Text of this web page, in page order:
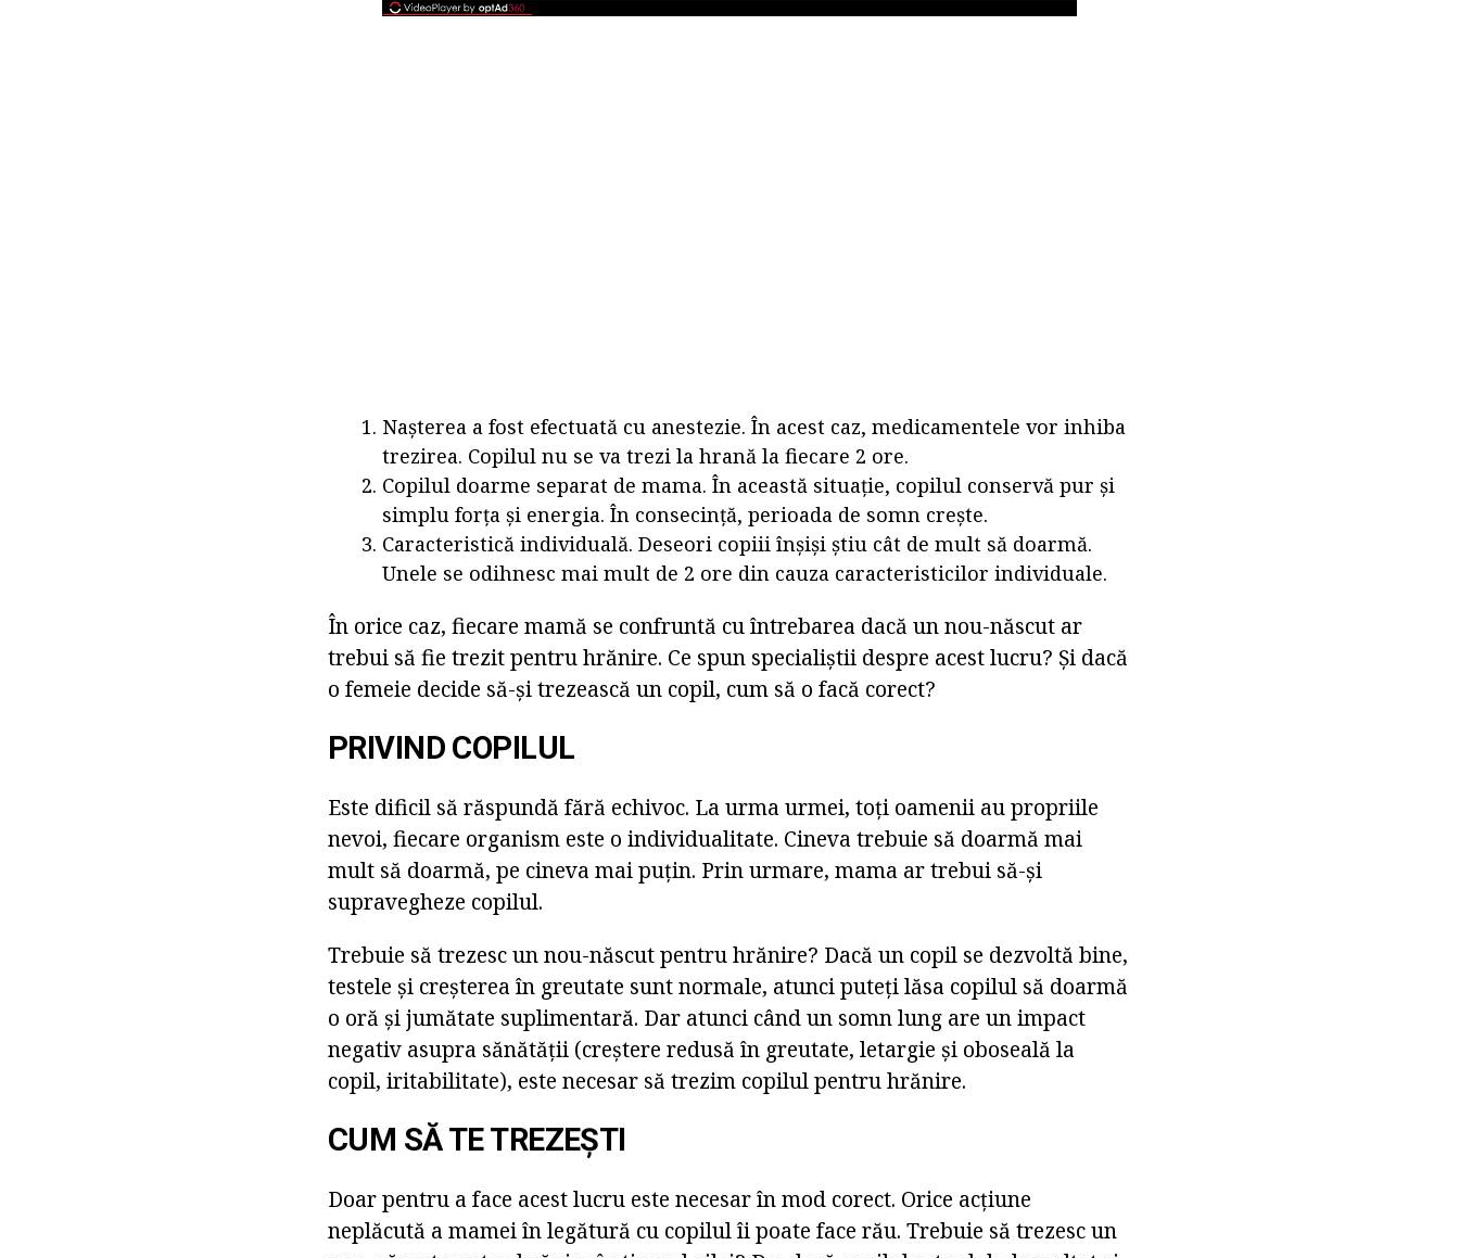
Nașterea a fost efectuată cu anestezie. În acest caz, medicamentele vor inhiba
trezirea. Copilul nu se va trezi la hrană la fiecare 2 ore.
Copilul doarme separat de mama. În această situație, copilul conservă pur și
simplu forța și energia. În consecință, perioada de somn crește.
Caracteristică individuală. Deseori copiii înșiși știu cât de mult să doarmă.
Unele se odihnesc mai mult de 2 ore din cauza caracteristicilor individuale.
În orice caz, fiecare mamă se confruntă cu întrebarea dacă un nou-născut ar
trebui să fie trezit pentru hrănire. Ce spun specialiștii despre acest lucru? Și dacă
o femeie decide să-și trezească un copil, cum să o facă corect?
PRIVIND COPILUL
Este dificil să răspundă fără echivoc. La urma urmei, toți oamenii au propriile
nevoi, fiecare organism este o individualitate. Cineva trebuie să doarmă mai
mult să doarmă, pe cineva mai puțin. Prin urmare, mama ar trebui să-și
supravegheze copilul.
Trebuie să trezesc un nou-născut pentru hrănire? Dacă un copil se dezvoltă bine,
testele și creșterea în greutate sunt normale, atunci puteți lăsa copilul să doarmă
o oră și jumătate suplimentară. Dar atunci când un somn lung are un impact
negativ asupra sănătății (creștere redusă în greutate, letargie și oboseală la
copil, iritabilitate), este necesar să trezim copilul pentru hrănire.
CUM SĂ TE TREZEȘTI
Doar pentru a face acest lucru este necesar în mod corect. Orice acțiune
neplăcută a mamei în legătură cu copilul îi poate face rău. Trebuie să trezesc un